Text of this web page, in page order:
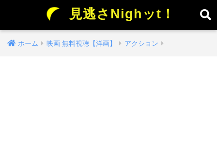
見逃さNighッt！
ホーム 映画 無料視聴【洋画】 アクション